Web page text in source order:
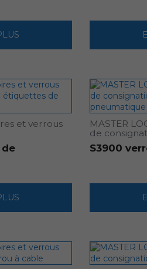
et verrous
MASTER
de
S3900